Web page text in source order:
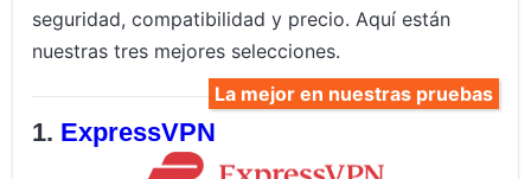
seguridad, compatibilidad y precio. Aquí están
nuestras tres mejores selecciones.
La mejor en nuestras pruebas
ExpressVPN